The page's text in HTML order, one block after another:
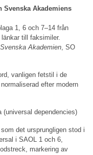
Svenska Akademiens
1, 6 och 7–14 från
till faksimiler.
Akademien, SO
vanligen fetstil i de
efter modern
(universal dependencies)
det ursprungligen stod i
i SAOL 1 och 6,
markering av